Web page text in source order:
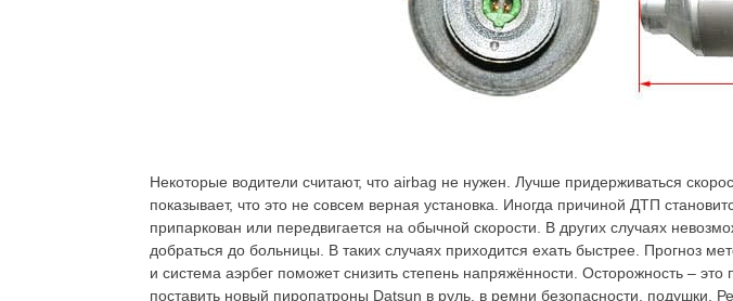
Некоторые водители считают, что airbag не нужен. Лучше придерживаться
показывает, что это не совсем верная установка. Иногда причиной ДТП
припаркован или передвигается на обычной скорости. В других случаях
добраться до больницы. В таких случаях приходится ехать быстрее. Прогноз
и система аэрбег поможет снизить степень напряжённости. Осторожность –
поставить новый пиропатроны Datsun в руль, в ремни безопасности, подушки.